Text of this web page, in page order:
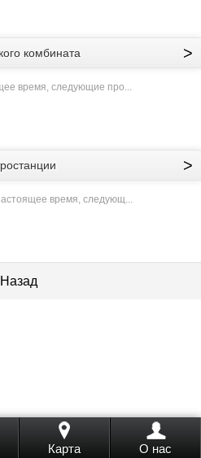
>
комбината
время, следующие про...
>
время, следующ...
Назад
Карта О нас